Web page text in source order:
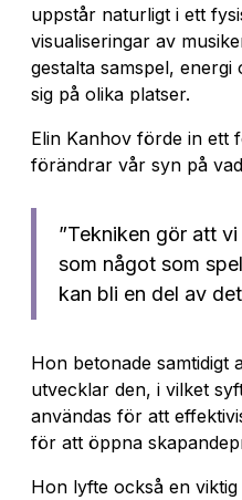
uppstår naturligt i ett
visualiseringar av
gestalta samspel,
sig på olika platser.
Elin Kanhov förde in ett
förändrar vår syn på
”Tekniken gör att
som något som
kan bli en del av
Hon betonade samtidigt
utvecklar den, i vilket
användas för att
för att öppna
Hon lyfte också en